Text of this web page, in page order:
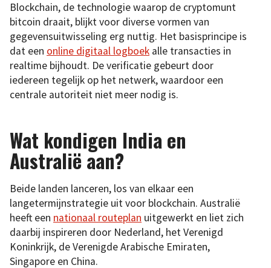
Blockchain, de technologie waarop de cryptomunt
bitcoin draait, blijkt voor diverse vormen van
gegevensuitwisseling erg nuttig. Het basisprincipe is
dat een online digitaal logboek alle transacties in
realtime bijhoudt. De verificatie gebeurt door
iedereen tegelijk op het netwerk, waardoor een
centrale autoriteit niet meer nodig is.
Wat kondigen India en
Australië aan?
Beide landen lanceren, los van elkaar een
langetermijnstrategie uit voor blockchain. Australië
heeft een nationaal routeplan uitgewerkt en liet zich
daarbij inspireren door Nederland, het Verenigd
Koninkrijk, de Verenigde Arabische Emiraten,
Singapore en China.